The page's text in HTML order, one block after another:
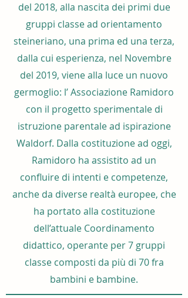
del 2018, alla nascita dei primi due
gruppi classe ad orientamento
steineriano, una prima ed una terza,
dalla cui esperienza, nel Novembre
del 2019, viene alla luce un nuovo
germoglio: l’ Associazione Ramidoro
con il progetto sperimentale di
istruzione parentale ad ispirazione
Waldorf. Dalla costituzione ad oggi,
Ramidoro ha assistito ad un
confluire di intenti e competenze,
anche da diverse realtà europee, che
ha portato alla costituzione
dell’attuale Coordinamento
didattico, operante per 7 gruppi
classe composti da più di 70 fra
bambini e bambine.